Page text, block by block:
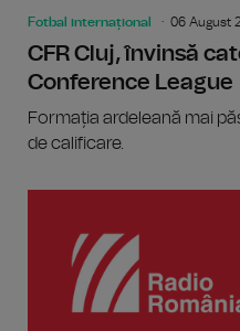
Fotbal internațional 06 August
CFR Cluj, învinsă
Conference League
Formația ardeleană mai
de calificare.